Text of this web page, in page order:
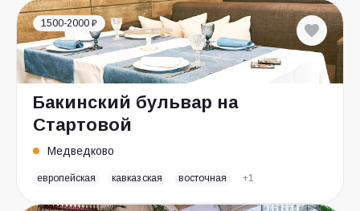
1500-2000 ₽
Бакинский бульвар на
Стартовой
Медведково
европейская кавказская восточная +1